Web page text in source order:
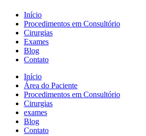
Início
Procedimentos em Consultório
Cirurgias
Exames
Blog
Contato
Início
Área do Paciente
Procedimentos em Consultório
Cirurgias
exames
Blog
Contato